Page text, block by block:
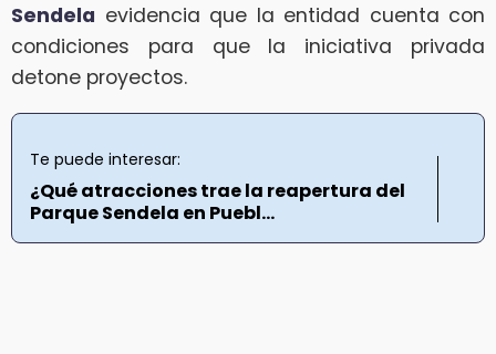
Sendela evidencia que la entidad cuenta con
condiciones para que la iniciativa privada
detone proyectos.
Te puede interesar:
¿Qué atracciones trae la reapertura del
Parque Sendela en Puebl...